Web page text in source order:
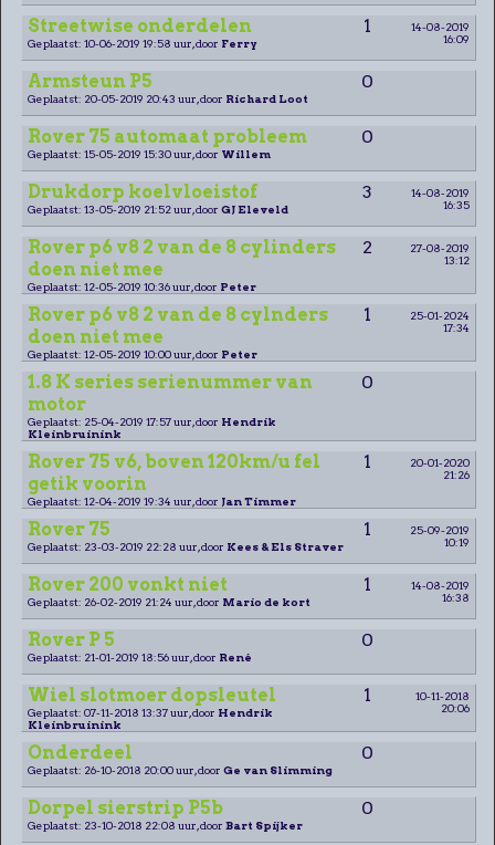
Streetwise onderdelen 1
14-08-2019
16:09
Geplaatst: 10-06-2019 19:58 uur, door Ferry
Armsteun P5 0
Geplaatst: 20-05-2019 20:43 uur, door Richard Loot
Rover 75 automaat probleem 0
Geplaatst: 15-05-2019 15:30 uur, door Willem
Drukdorp koelvloeistof 3
14-08-2019
16:35
Geplaatst: 13-05-2019 21:52 uur, door GJ Eleveld
Rover p6 v8 2 van de 8 cylinders
doen niet mee
2
27-08-2019
13:12
Geplaatst: 12-05-2019 10:36 uur, door Peter
Rover p6 v8 2 van de 8 cylnders
doen niet mee
1
25-01-2024
17:34
Geplaatst: 12-05-2019 10:00 uur, door Peter
1.8 K series serienummer van
motor
0
Geplaatst: 25-04-2019 17:57 uur, door Hendrik
Kleinbruinink
Rover 75 v6, boven 120km/u fel
getik voorin
1
20-01-2020
21:26
Geplaatst: 12-04-2019 19:34 uur, door Jan Timmer
Rover 75 1
25-09-2019
10:19
Geplaatst: 23-03-2019 22:28 uur, door Kees & Els Straver
Rover 200 vonkt niet 1
14-08-2019
16:38
Geplaatst: 26-02-2019 21:24 uur, door Mario de kort
Rover P 5 0
Geplaatst: 21-01-2019 18:56 uur, door René
Wiel slotmoer dopsleutel 1
10-11-2018
20:06
Geplaatst: 07-11-2018 13:37 uur, door Hendrik
Kleinbruinink
Onderdeel 0
Geplaatst: 26-10-2018 20:00 uur, door Ge van Slimming
Dorpel sierstrip P5b 0
Geplaatst: 23-10-2018 22:08 uur, door Bart Spijker